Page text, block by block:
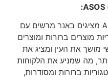
ASOS
: ASOS מציגים באנר מרשים עם
מוצרים ברורות ומוצרים
מושך את העין ומציג את
מה שמניע את הלקוחות
ברורות ומסודרות,